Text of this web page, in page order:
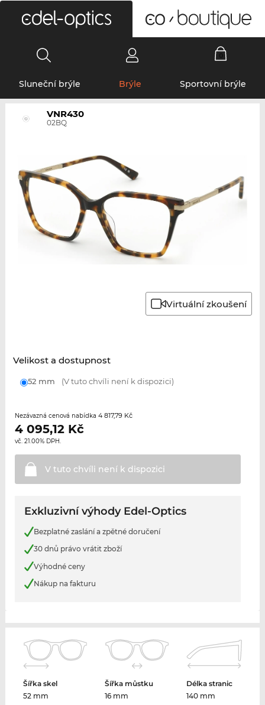
Sluneční brýle Brýle Sportovní brýle
VNR430
02BQ
Virtuální zkoušení
Velikost a dostupnost
52 mm (V tuto chvíli není k dispozici)
Nezávazná cenová nabídka 4 817,79 Kč
4 095,12Kč
vč. 21.00% DPH.
V tuto chvíli není k dispozici
Exkluzivní výhody Edel-Optics
Bezplatné zaslání a zpětné doručení
30 dnů právo vrátit zboží
Výhodné ceny
Nákup na fakturu
Šířka skel
52 mm
Šířka můstku
16 mm
Délka stranic
140 mm